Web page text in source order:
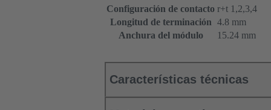
Configuración de contacto r+t 1,2,3,4
Longitud de terminación 4.8 mm
Anchura del módulo
15.24 mm
Características técnicas